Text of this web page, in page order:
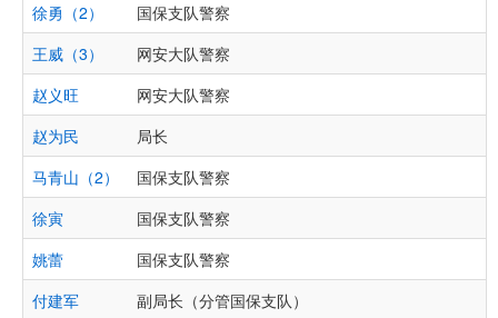
徐勇（2）
国保支队警察
王威（3）
网安大队警察
赵义旺
网安大队警察
赵为民
局长
马青山（2）
国保支队警察
徐寅
国保支队警察
姚蕾
国保支队警察
付建军
副局长（分管国保支队）